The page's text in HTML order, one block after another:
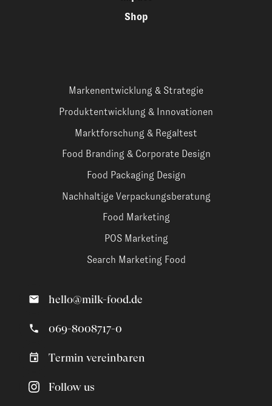
Shop
Markenentwicklung & Strategie
Produktentwicklung & Innovationen
Marktforschung & Regaltest
Food Branding & Corporate Design
Food Packaging Design
Nachhaltige Verpackungsberatung
Food Marketing
POS Marketing
Search Marketing Food
hello@milk-food.de
069-8008717-0
Termin vereinbaren
Follow us